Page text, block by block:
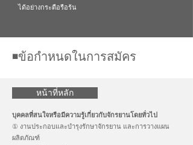
ได้อย่างกระตือรือร้น
◾️ข้อกำหนดในการสมัคร
หน้าที่หลัก
บุคคลที่สนใจหรือมีความรู้เกี่ยวกับจักรยานโดยทั่วไป
① งานประกอบและบำรุงรักษาจักรยาน และการวางแผน
ผลิตภัณฑ์